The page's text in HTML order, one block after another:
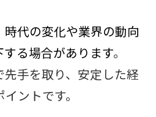
代の変化や業界の動向
る場合があります。
手を取り、安定した経
ントです。